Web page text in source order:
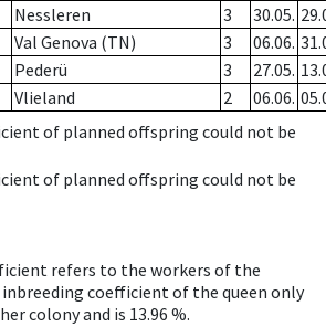
Nessleren 3 30.05.
Val Genova (TN) 3 06.06.
Pederü 3 27.05.
Vlieland 2 06.06.
of planned offspring could not be
of planned offspring could not be
refers to the workers of the
coefficient of the queen only
colony and is 13.96 %.